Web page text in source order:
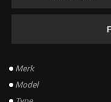
Merk
Model